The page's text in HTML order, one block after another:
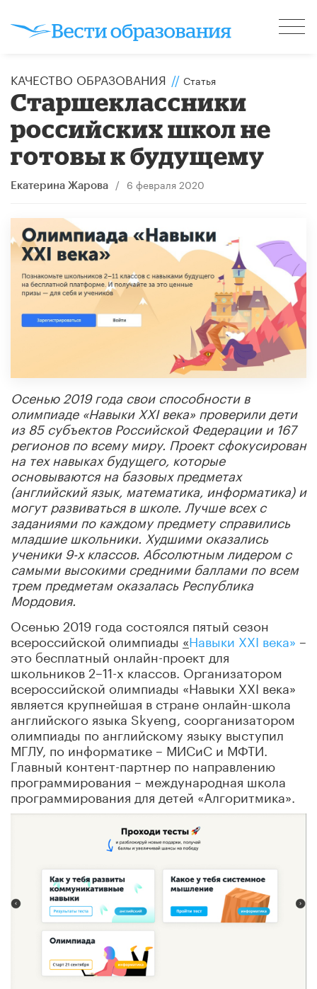
КАЧЕСТВО ОБРАЗОВАНИЯ // Статья
Старшеклассники
российских школ не
готовы к будущему
Екатерина Жарова / 6 февраля 2020
Осенью 2019 года свои способности в
олимпиаде «Навыки XXI века» проверили дети
из 85 субъектов Российской Федерации и 167
регионов по всему миру. Проект сфокусирован
на тех навыках будущего, которые
основываются на базовых предметах
(английский язык, математика, информатика) и
могут развиваться в школе. Лучше всех с
заданиями по каждому предмету справились
младшие школьники. Худшими оказались
ученики 9-х классов. Абсолютным лидером с
самыми высокими средними баллами по всем
трем предметам оказалась Республика
Мордовия.
Осенью 2019 года состоялся пятый сезон
всероссийской олимпиады «Навыки XXI века» –
это бесплатный онлайн-проект для
школьников 2–11-х классов. Организатором
всероссийской олимпиады «Навыки XXI века»
является крупнейшая в стране онлайн-школа
английского языка Skyeng, соорганизатором
олимпиады по английскому языку выступил
МГЛУ, по информатике – МИСиС и МФТИ.
Главный контент-партнер по направлению
программирования – международная школа
программирования для детей «Алгоритмика».